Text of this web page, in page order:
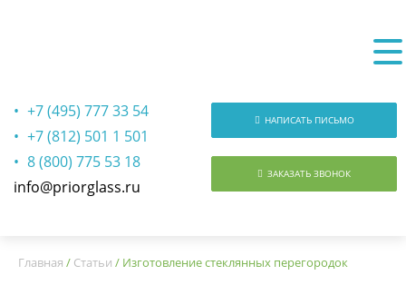
+7 (495) 777 33 54
+7 (812) 501 1 501
8 (800) 775 53 18
info@priorglass.ru
НАПИСАТЬ ПИСЬМО
ЗАКАЗАТЬ ЗВОНОК
Главная / Статьи / Изготовление стеклянных перегородок